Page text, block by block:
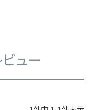
ュー